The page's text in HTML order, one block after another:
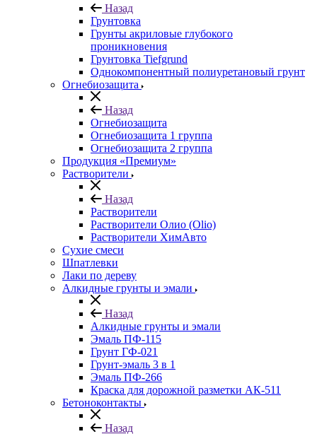
Назад
Грунтовка
Грунты акриловые глубокого
проникновения
Грунтовка Tiefgrund
Однокомпонентный полиуретановый грунт
Огнебиозащита
Назад
Огнебиозащита
Огнебиозащита 1 группа
Огнебиозащита 2 группа
Продукция «Премиум»
Растворители
Назад
Растворители
Растворители Олио (Olio)
Растворители ХимАвто
Сухие смеси
Шпатлевки
Лаки по дереву
Алкидные грунты и эмали
Назад
Алкидные грунты и эмали
Эмаль ПФ-115
Грунт ГФ-021
Грунт-эмаль 3 в 1
Эмаль ПФ-266
Краска для дорожной разметки АК-511
Бетоноконтакты
Назад